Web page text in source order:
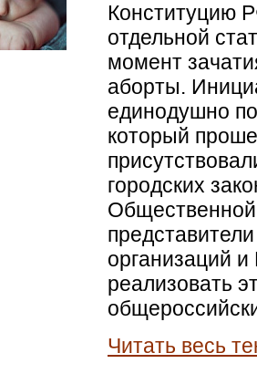
Конституцию
отдельной
момент
аборты.
единодушно
который
городских
организаций
реализовать
Читать весь